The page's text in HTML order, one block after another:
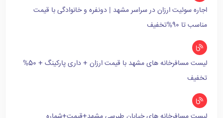
اجاره سوئیت ارزان در سراسر مشهد | دونفره و خانوادگی با قیمت
مناسب تا 90%تخفیف
لیست مسافرخانه های مشهد با قیمت ارزان + داری پارکینگ + 50%
تخفیف